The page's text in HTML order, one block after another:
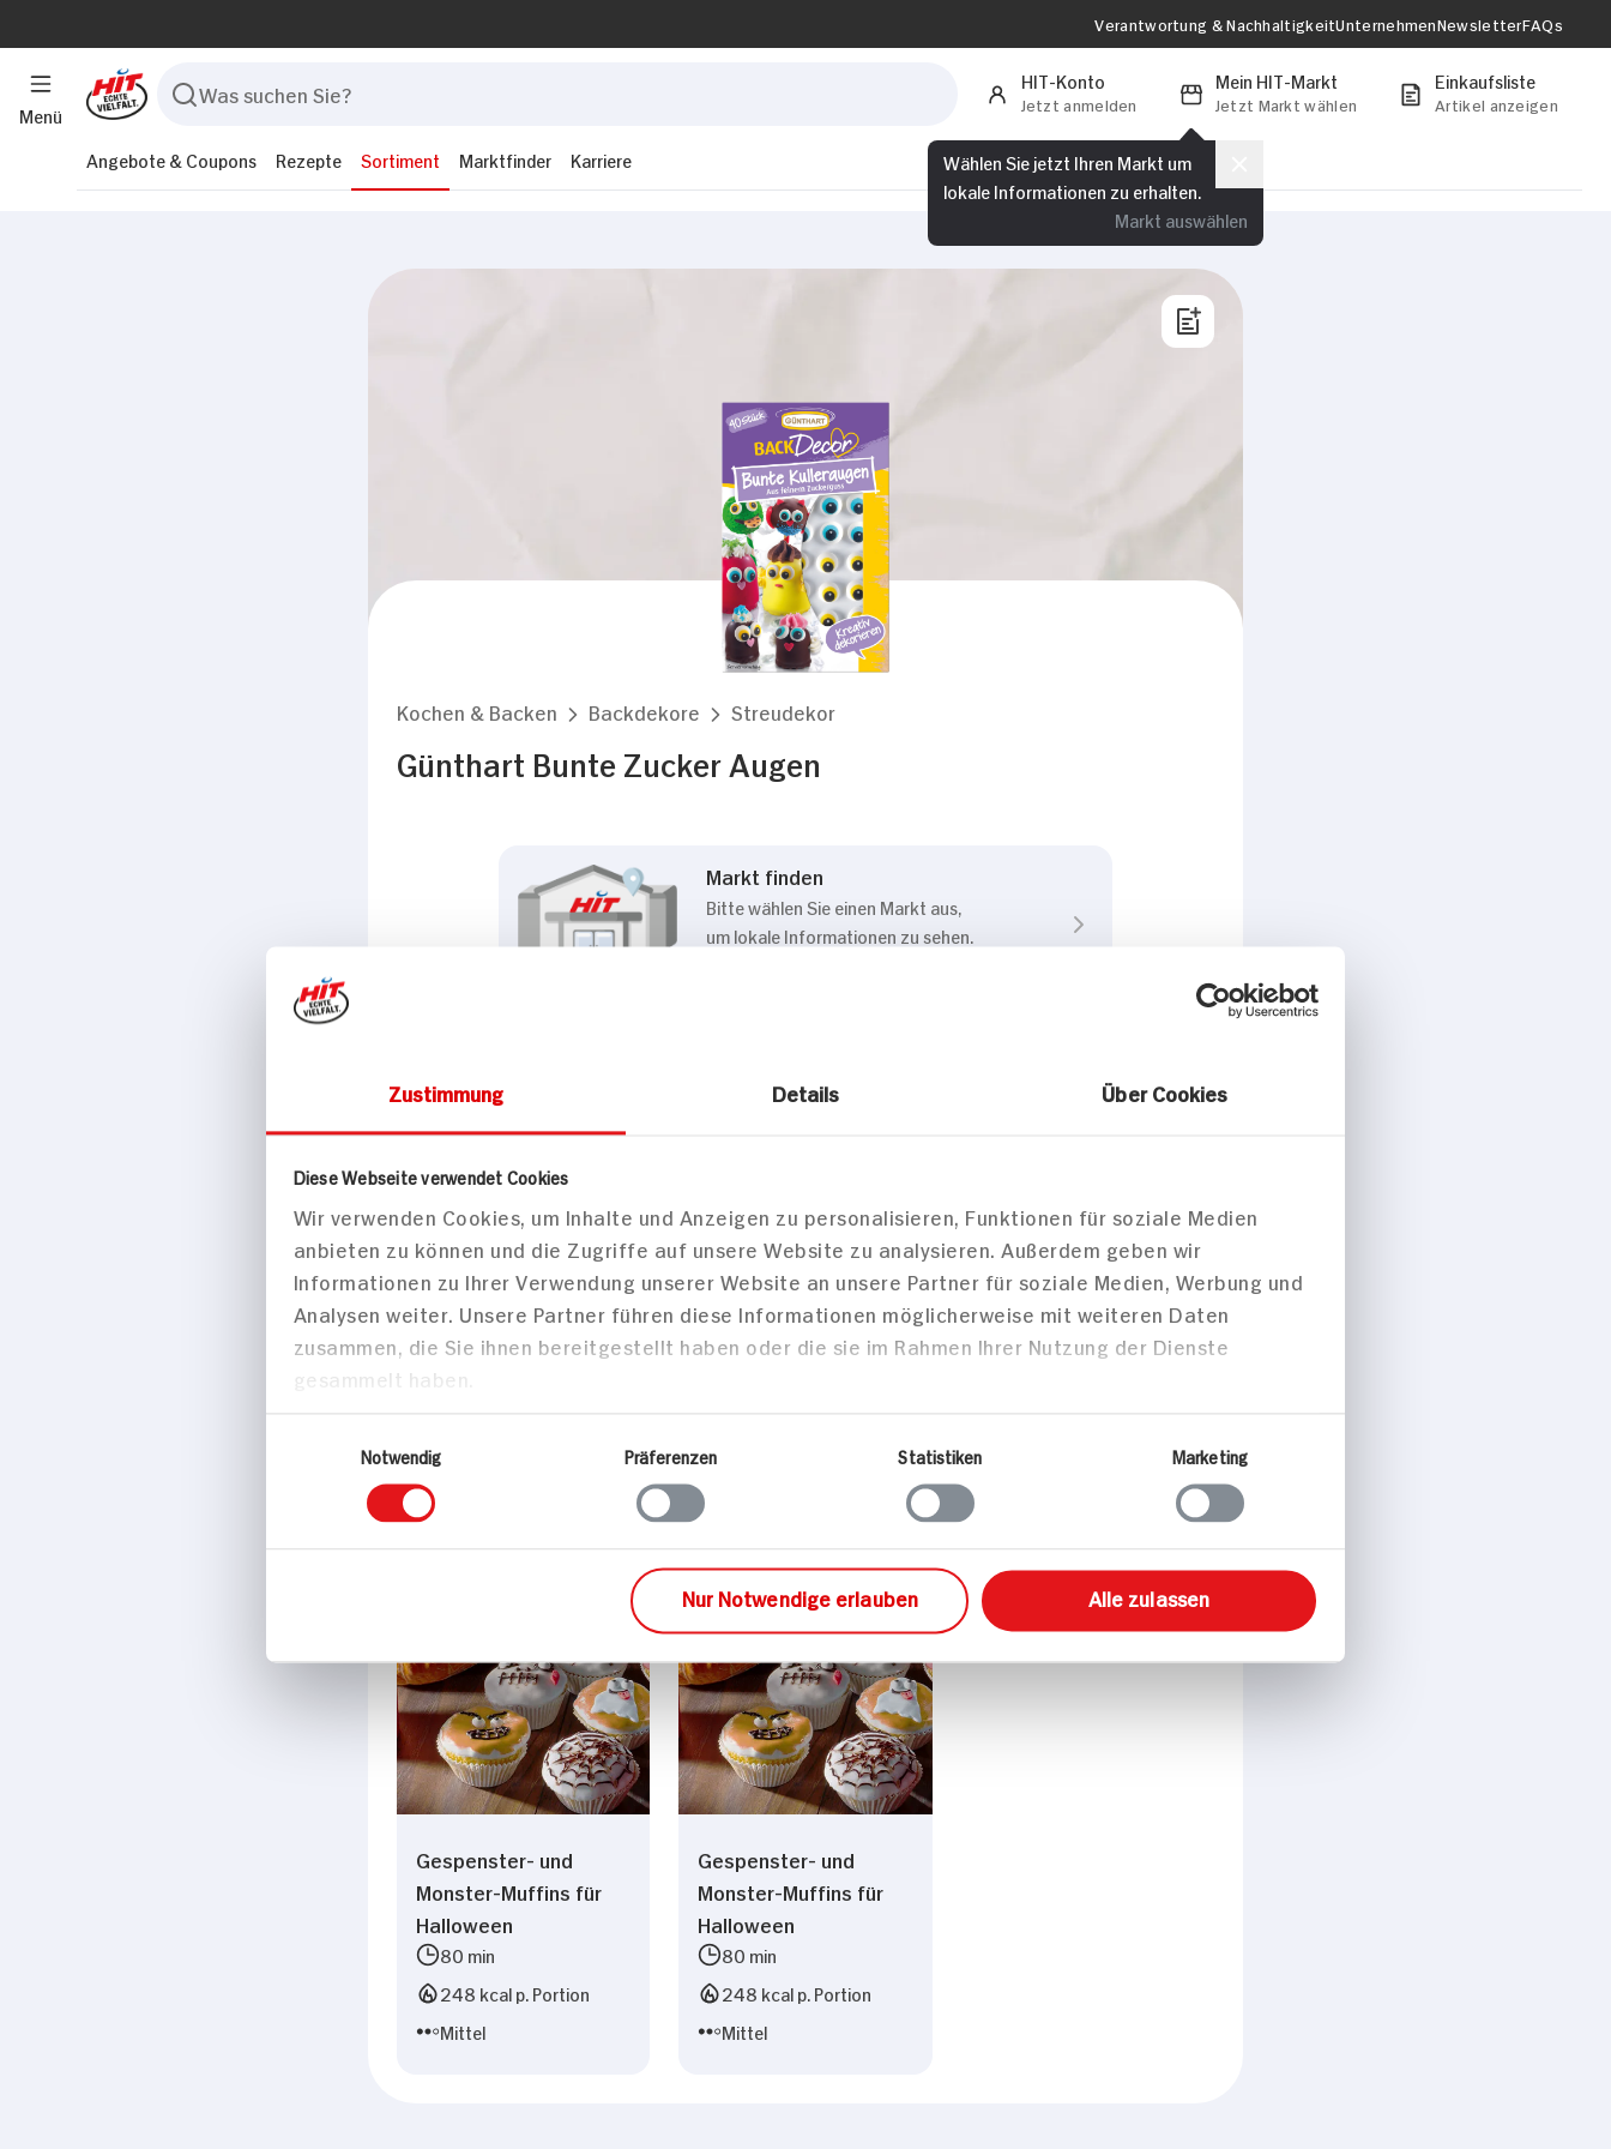
Zustimmung Details Über Cookies
Diese Webseite verwendet Cookies
Wir verwenden Cookies, um Inhalte und Anzeigen zu personalisieren, Funktionen für soziale Medien
anbieten zu können und die Zugriffe auf unsere Website zu analysieren. Außerdem geben wir
Informationen zu Ihrer Verwendung unserer Website an unsere Partner für soziale Medien, Werbung und
Analysen weiter. Unsere Partner führen diese Informationen möglicherweise mit weiteren Daten
zusammen, die Sie ihnen bereitgestellt haben oder die sie im Rahmen Ihrer Nutzung der Dienste
gesammelt haben.
Notwendig
Präferenzen Statistiken Marketing
Nur Notwendige erlauben Alle zulassen
Menü
Verantwortung & NachhaltigkeitUnternehmenNewsletterFAQs
HIT-Konto
Jetzt anmelden
Mein HIT-Markt
Jetzt Markt wählen
Wählen Sie jetzt Ihren Markt um
lokale Informationen zu erhalten.
Markt auswählen
Einkaufsliste
Artikel anzeigen
Angebote & Coupons Rezepte Sortiment Marktfinder Karriere
Kochen & Backen Backdekore Streudekor
Günthart Bunte Zucker Augen
Markt finden
Bitte wählen Sie einen Markt aus,
um lokale Informationen zu sehen.
Günthart
Thailand
Gespenster- und
Monster-Muffins für
Halloween
80 min
248 kcal p. Portion
Mittel
Gespenster- und
Monster-Muffins für
Halloween
80 min
248 kcal p. Portion
Mittel